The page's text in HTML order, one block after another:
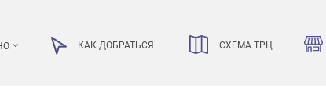
КАК ДОБРАТЬСЯ СХЕМА ТРЦ